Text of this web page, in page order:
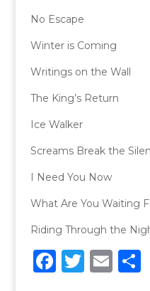
No Escape
Winter is Coming
Writings on the Wall
The King’s Return
Ice Walker
Screams Break the
I Need You Now
What Are You Waiting
Riding Through the
F T E C